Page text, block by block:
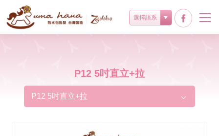
選擇語系
P12 5吋直立+拉
P12 5吋直立+拉